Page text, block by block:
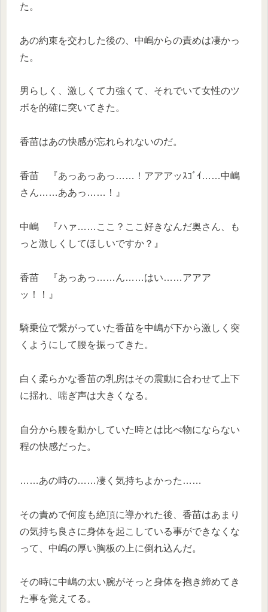
た。
あの約束を交わした後の、中嶋からの責めは凄かっ
た。
男らしく、激しくて力強くて、それでいて女性のツ
ボを的確に突いてきた。
香苗はあの快感が忘れられないのだ。
香苗 『あっあっあっ……！アアアッｽｺﾞｲ……中嶋
さん……ああっ……！』
中嶋 『ハァ……ここ？ここ好きなんだ奥さん、も
っと激しくしてほしいですか？』
香苗 『あっあっ……ん……はい……アアア
ッ！！』
騎乗位で繋がっていた香苗を中嶋が下から激しく突
くようにして腰を振ってきた。
白く柔らかな香苗の乳房はその震動に合わせて上下
に揺れ、喘ぎ声は大きくなる。
自分から腰を動かしていた時とは比べ物にならない
程の快感だった。
……あの時の……凄く気持ちよかった……
その責めで何度も絶頂に導かれた後、香苗はあまり
の気持ち良さに身体を起こしている事ができなくな
って、中嶋の厚い胸板の上に倒れ込んだ。
その時に中嶋の太い腕がそっと身体を抱き締めてき
た事を覚えてる。